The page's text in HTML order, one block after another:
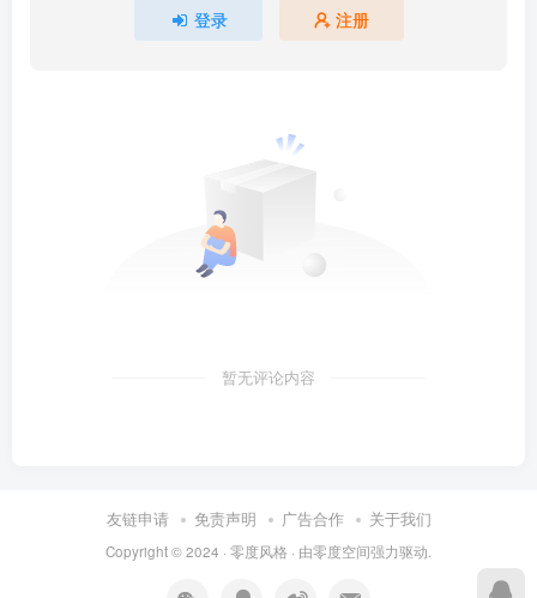
登录 注册
暂无评论内容
友链申请 免责声明 广告合作 关于我们
Copyright © 2024 · 零度风格 · 由零度空间强力驱动.